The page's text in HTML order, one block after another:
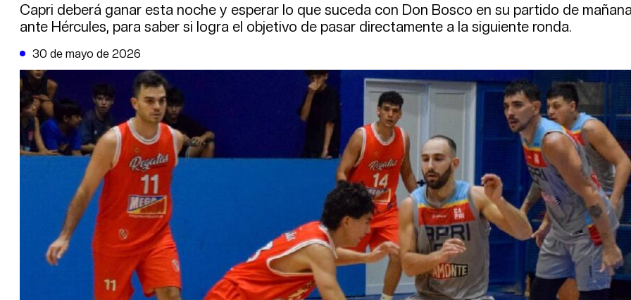
Capri deberá ganar esta noche y esperar lo que suceda con Don Bosco en su partido de
ante Hércules, para saber si logra el objetivo de pasar directamente a la siguiente ronda.
30 de mayo de 2026